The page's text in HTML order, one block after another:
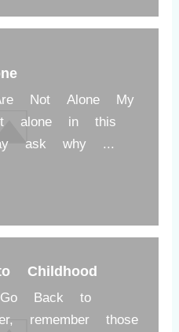
Not Alone My
alone in this
ask why ...
Childhood
Go Back to
remember those